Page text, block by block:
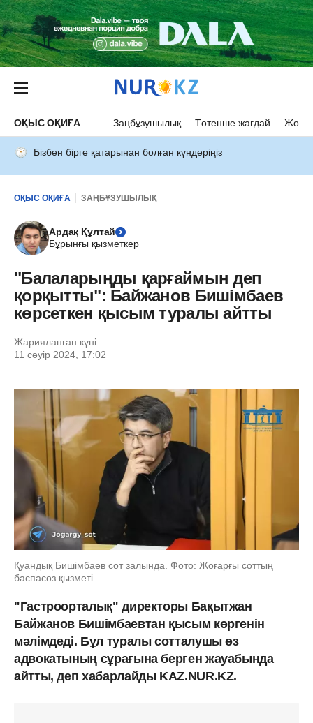
ОҚЫС ОҚИҒА Заңбұзушылық Төтенше жағдай Жол
Бізбен бірге қатарынан болған күндеріңіз
ОҚЫС ОҚИҒА ЗАҢБҰЗУШЫЛЫҚ
Ардақ Құлтай
Бұрынғы қызметкер
"Балаларыңды қарғаймын деп
қорқытты": Байжанов Бишімбаев
көрсеткен қысым туралы айтты
Жарияланған күні:
11 сәуір 2024, 17:02
Қуандық Бишімбаев сот залында. Фото: Жоғарғы соттың
баспасөз қызметі
"Гастроорталық" директоры Бақытжан
Байжанов Бишімбаевтан қысым көргенін
мәлімдеді. Бұл туралы сотталушы өз
адвокатының сұрағына берген жауабында
айтты, деп хабарлайды KAZ.NUR.KZ.